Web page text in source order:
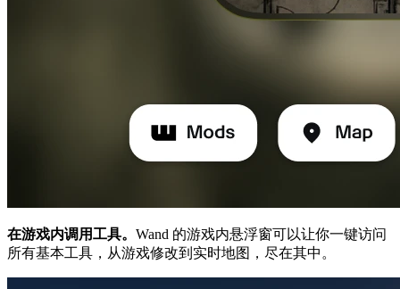
在游戏内调用工具。 Wand 的游戏内悬浮窗可以让你一键访问
所有基本工具，从游戏修改到实时地图，尽在其中。